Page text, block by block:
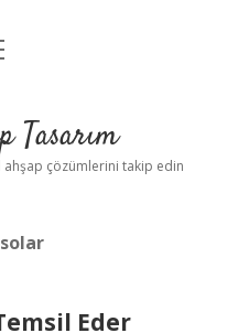
Tasarım
ahşap çözümlerini takip edin
Eder